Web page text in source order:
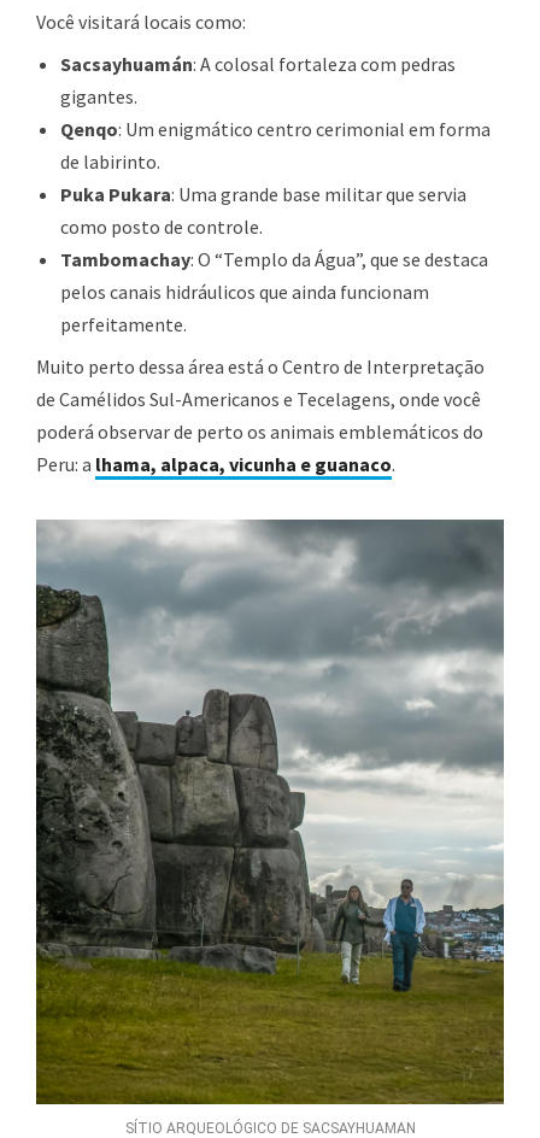
Você visitará locais como:
Sacsayhuamán: A colosal fortaleza com pedras
gigantes.
Qenqo: Um enigmático centro cerimonial em forma
de labirinto.
Puka Pukara: Uma grande base militar que servia
como posto de controle.
Tambomachay: O “Templo da Água”, que se destaca
pelos canais hidráulicos que ainda funcionam
perfeitamente.
Muito perto dessa área está o Centro de Interpretação
de Camélidos Sul-Americanos e Tecelagens, onde você
poderá observar de perto os animais emblemáticos do
Peru: a lhama, alpaca, vicunha e guanaco.
SÍTIO ARQUEOLÓGICO DE SACSAYHUAMAN